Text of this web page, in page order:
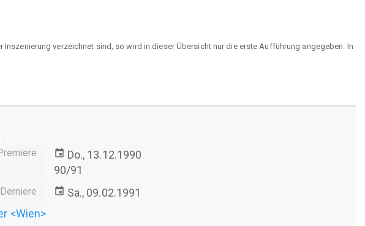
verzeichnet sind, so wird in dieser Übersicht nur die erste Aufführung angegeben. In
event Do., 13.12.1990
90/91
Derniere event Sa., 09.02.1991
<Wien>